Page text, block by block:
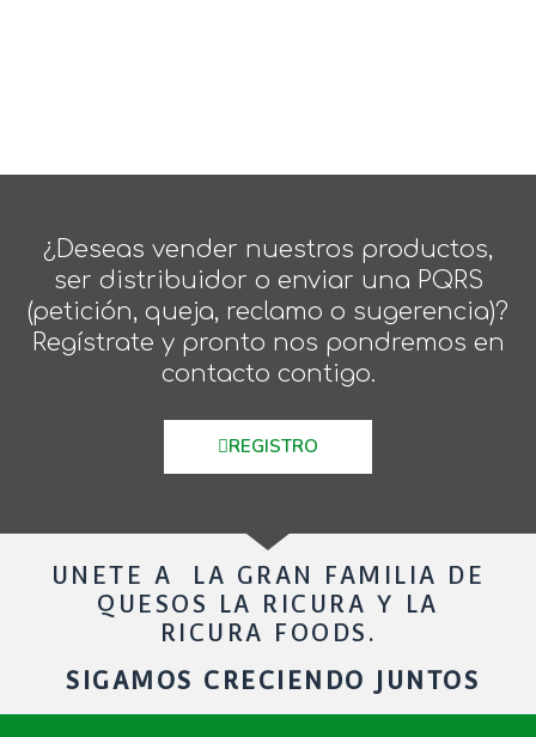
¿Deseas vender nuestros productos,
ser distribuidor o enviar una PQRS
(petición, queja, reclamo o sugerencia)?
Regístrate y pronto nos pondremos en
contacto contigo.
REGISTRO
UNETE A LA GRAN FAMILIA DE
QUESOS LA RICURA Y LA
RICURA FOODS.
SIGAMOS CRECIENDO JUNTOS